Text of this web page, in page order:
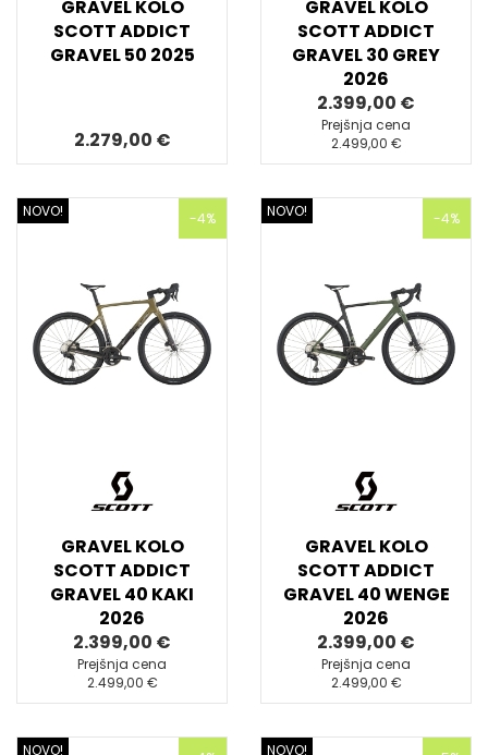
GRAVEL KOLO
SCOTT ADDICT
GRAVEL 50 2025
2.279,00 €
GRAVEL KOLO
SCOTT ADDICT
GRAVEL 30 GREY
2026
2.399,00 €
Prejšnja cena
2.499,00 €
-4%
NOVO!
GRAVEL KOLO
SCOTT ADDICT
GRAVEL 40 KAKI
2026
2.399,00 €
Prejšnja cena
2.499,00 €
-4%
NOVO!
GRAVEL KOLO
SCOTT ADDICT
GRAVEL 40 WENGE
2026
2.399,00 €
Prejšnja cena
2.499,00 €
NOVO! NOVO!